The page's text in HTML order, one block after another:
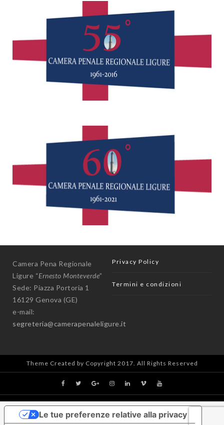
Camera Pena Regionale
Ligure “Ernesto Monteverde”
Sede: Piazza Portoria 1
16129 Genova (GE)
e-mail:
segreteria@camerapenaleligure.it
Privacy Policy
Termini e condizioni
Theme Created by Copyright 2017. All Rights Reserved
Le tue preferenze relative alla privacy